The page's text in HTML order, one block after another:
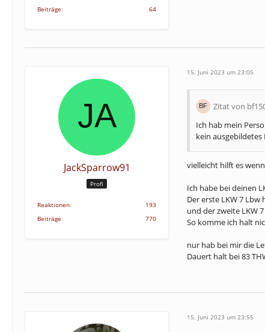
Beiträge
64
JackSparrow91
Profi
Reaktionen
193
Beiträge
770
15. Juni 2023 um 23:05
Zitat von
Ich hab mein
kein
vielleicht hilft es
Ich habe bei deinen
Der erste LKW 7
und der zweite LKW
So komme ich halt
nur hab bei mir die
Dauert halt bei 83
15. Juni 2023 um 23:55